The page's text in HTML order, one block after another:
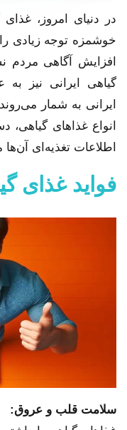
در دنیای امروز،
خوشمزه توجه زیادی
افزایش آگاهی مردم
گیاهی ایرانی نیز
ایرانی به شمار
انواع غذاهای گیاهی،
اطلاعات تغذیه‌ای آن‌ها
فواید غذای
سلامت قلب و عروق: